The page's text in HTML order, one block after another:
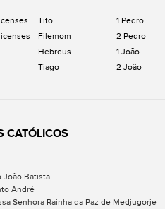
Tito
Filemom
Hebreus
Tiago
1 Pedro
2 Pedro
1 João
2 João
CATÓLICOS
João Batista
André
Senhora Rainha da Paz de Medjugorje